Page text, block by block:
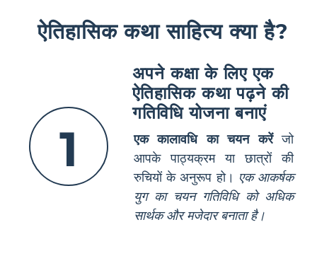
ऐतिहासिक कथा साहित्य क्या है?
1
अपने कक्षा के लिए एक
ऐतिहासिक कथा पढ़ने की
गतिविधि योजना बनाएं
एक कालावधि का चयन करेंजो
आपके पाठ्यक्रम या छात्रों की
रुचियों के अनुरूप हो। एक आकर्षक
युग का चयन गतिविधि को अधिक
सार्थक और मजेदार बनाता है।